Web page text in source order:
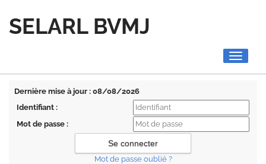
SELARL BVMJ
Toggle
Dernière mise à jour : 08/08/2026
Identifiant :
Mot de passe :
Mot de passe oublié ?